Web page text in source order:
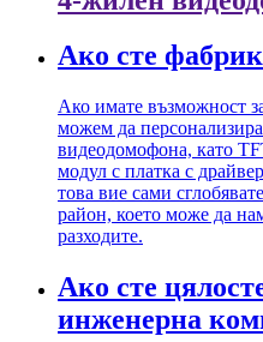
Ако сте
Ако имате възможност
можем да
видеодомофона, като
модул с платка с
това вие сами
район, което може да
разходите.
Ако сте
инженерна